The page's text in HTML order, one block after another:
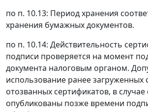
по п. 10.13: Период хранения
хранения бумажных документов.
по п. 10.14: Действительность
подписи проверяется на момент
документа налоговым органом.
использование ранее загруженных
отозванных сертификатов, в случае
опубликованы позже времени